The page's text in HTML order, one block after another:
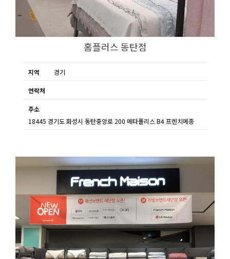
홈플러스 동탄점
지역 경기
연락처
주소
18445 경기도 화성시 동탄중앙로 200 메타폴리스 B4 프렌치메종